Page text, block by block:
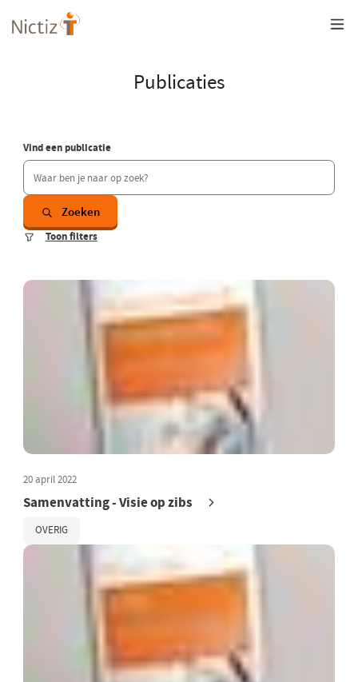
Overslaan
en
Publicaties
Vind een publicatie
Zoeken
Toon filters
20 april 2022
Samenvatting - Visie op zibs
OVERIG